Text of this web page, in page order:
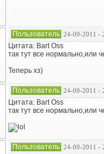
Пользователь 24-09-2011 -
Цитата: Bart Oss
так тут все нормально,или
Теперь хз)
Пользователь 24-09-2011 -
Цитата: Bart Oss
так тут все нормально,или
Пользователь 24-09-2011 -